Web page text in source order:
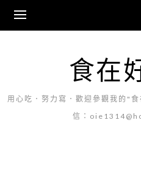
content
食在
用心吃．努力寫．歡迎參觀我的"
信：